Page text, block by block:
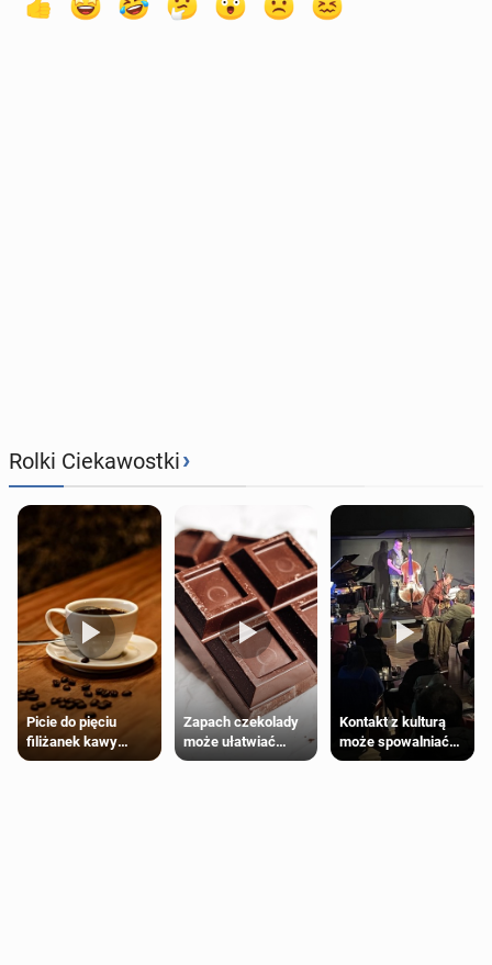
Rolki Ciekawostki›
Picie do pięciu
filiżanek kawy
dziennie jest
Zapach czekolady
może ułatwiać
trening siłowy
Kontakt z kulturą
może spowalniać
starzenie